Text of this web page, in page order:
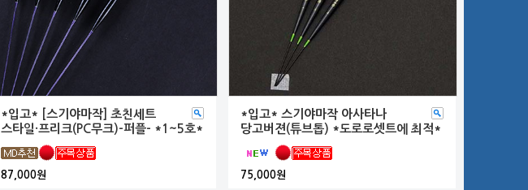
*입고* [스기야마작] 초친세트
스타일·프리크(PC무크)-퍼플- *1~5호*
87,000원
*입고* 스기야마작 아사타나
당고버젼(튜브톱) *도로로셋트에 최적*
75,000원